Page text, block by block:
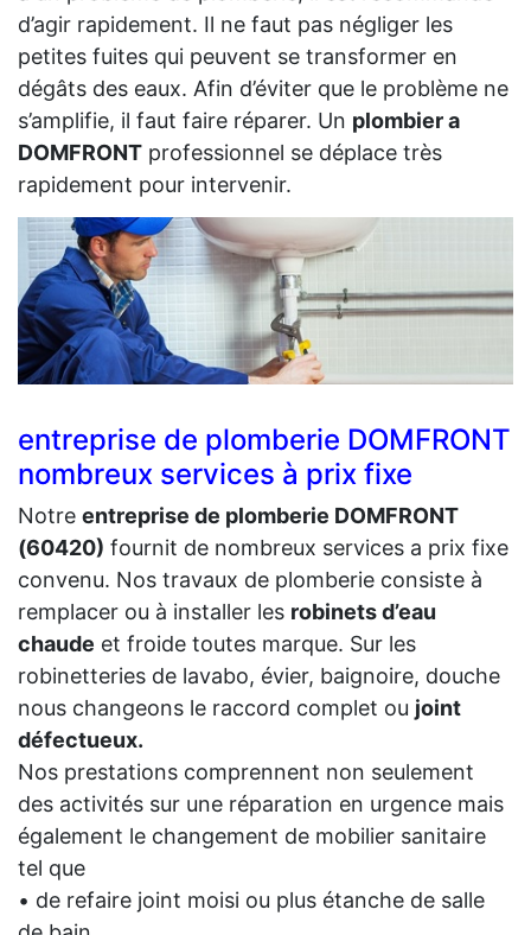
d’agir rapidement. Il ne faut pas négliger les
petites fuites qui peuvent se transformer en
dégâts des eaux. Afin d’éviter que le problème ne
s’amplifie, il faut faire réparer. Un plombier a
DOMFRONT professionnel se déplace très
rapidement pour intervenir.
entreprise de plomberie DOMFRONT
nombreux services à prix fixe
Notre entreprise de plomberie DOMFRONT
(60420) fournit de nombreux services a prix fixe
convenu. Nos travaux de plomberie consiste à
remplacer ou à installer les robinets d’eau
chaude et froide toutes marque. Sur les
robinetteries de lavabo, évier, baignoire, douche
nous changeons le raccord complet ou joint
défectueux.
Nos prestations comprennent non seulement
des activités sur une réparation en urgence mais
également le changement de mobilier sanitaire
tel que
• de refaire joint moisi ou plus étanche de salle